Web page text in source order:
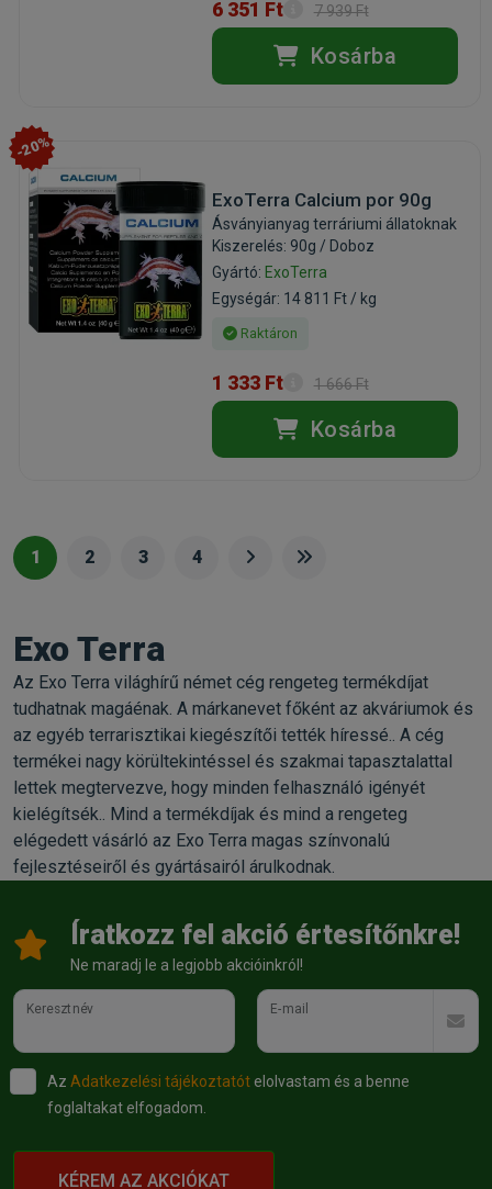
6 351 Ft 7 939 Ft
Kosárba
-20%
ExoTerra Calcium por 90g
Ásványianyag terráriumi állatoknak
Kiszerelés: 90g / Doboz
Gyártó: ExoTerra
Egységár: 14 811 Ft / kg
Raktáron
1 333 Ft 1 666 Ft
Kosárba
1 2 3 4
Exo Terra
Az Exo Terra világhírű német cég rengeteg termékdíjat
tudhatnak magáénak. A márkanevet főként az akváriumok és
az egyéb terrarisztikai kiegészítői tették híressé.. A cég
termékei nagy körültekintéssel és szakmai tapasztalattal
lettek megtervezve, hogy minden felhasználó igényét
kielégítsék.. Mind a termékdíjak és mind a rengeteg
elégedett vásárló az Exo Terra magas színvonalú
fejlesztéseiről és gyártásairól árulkodnak.
Íratkozz fel akció értesítőnkre!
Ne maradj le a legjobb akcióinkról!
Keresztnév E-mail
Az Adatkezelési tájékoztatót elolvastam és a benne
foglaltakat elfogadom.
KÉREM AZ AKCIÓKAT